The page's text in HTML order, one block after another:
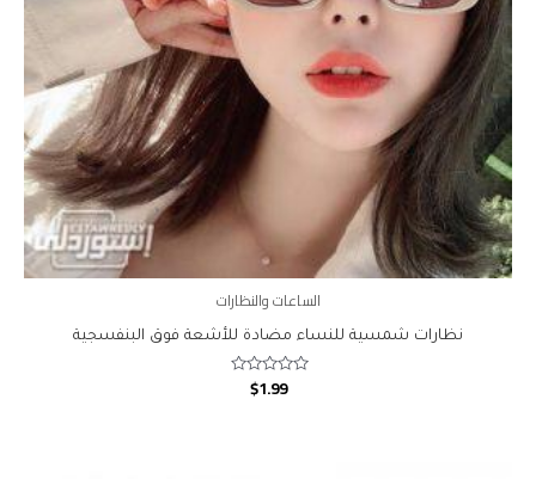
الساعات والنظارات
نظارات شمسية للنساء مضادة للأشعة فوق البنفسجية
Rated
$1.99